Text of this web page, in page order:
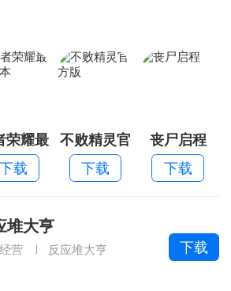
荣耀最
版本
下载
不败精灵官
方版
下载
丧尸启程
下载
堆大亨
营 反应堆大亨 下载